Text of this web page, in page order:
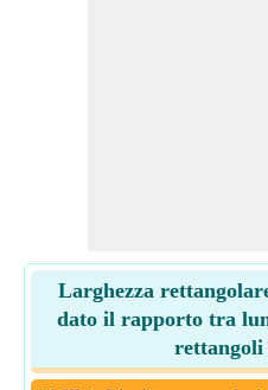
Larghezza
dato il rapporto tra
rettangoli